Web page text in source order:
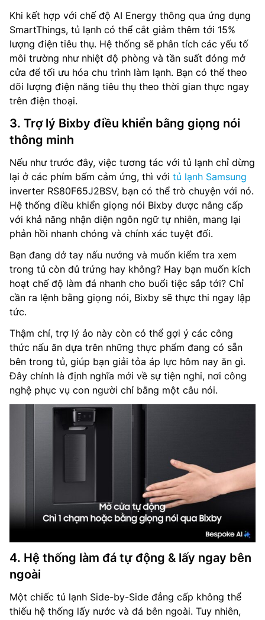
Khi kết hợp với chế độ AI Energy thông qua ứng dụng
SmartThings, tủ lạnh có thể cắt giảm thêm tới 15%
lượng điện tiêu thụ. Hệ thống sẽ phân tích các yếu tố
môi trường như nhiệt độ phòng và tần suất đóng mở
cửa để tối ưu hóa chu trình làm lạnh. Bạn có thể theo
dõi lượng điện năng tiêu thụ theo thời gian thực ngay
trên điện thoại.
3. Trợ lý Bixby điều khiển bằng giọng nói
thông minh
Nếu như trước đây, việc tương tác với tủ lạnh chỉ dừng
lại ở các phím bấm cảm ứng, thì với tủ lạnh Samsung
inverter RS80F65J2BSV, bạn có thể trò chuyện với nó.
Hệ thống điều khiển giọng nói Bixby được nâng cấp
với khả năng nhận diện ngôn ngữ tự nhiên, mang lại
phản hồi nhanh chóng và chính xác tuyệt đối.
Bạn đang dở tay nấu nướng và muốn kiểm tra xem
trong tủ còn đủ trứng hay không? Hay bạn muốn kích
hoạt chế độ làm đá nhanh cho buổi tiệc sắp tới? Chỉ
cần ra lệnh bằng giọng nói, Bixby sẽ thực thi ngay lập
tức.
Thậm chí, trợ lý ảo này còn có thể gợi ý các công
thức nấu ăn dựa trên những thực phẩm đang có sẵn
bên trong tủ, giúp bạn giải tỏa áp lực hôm nay ăn gì.
Đây chính là định nghĩa mới về sự tiện nghi, nơi công
nghệ phục vụ con người chỉ bằng một câu nói.
4. Hệ thống làm đá tự động & lấy ngay bên
ngoài
Một chiếc tủ lạnh Side-by-Side đẳng cấp không thể
thiếu hệ thống lấy nước và đá bên ngoài. Tuy nhiên,